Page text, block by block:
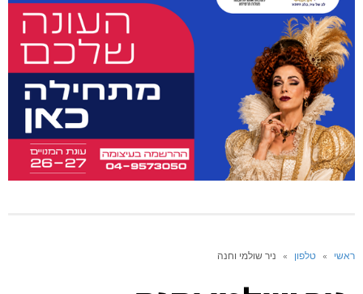
ראשי » טלפון » ניר שולמי וחנה